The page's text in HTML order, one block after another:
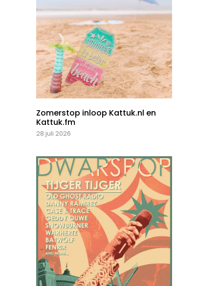
Zomerstop inloop Kattuk.nl en
Kattuk.fm
28 juli 2026